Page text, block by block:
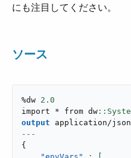
にも注目してください。
ソース
%dw 2.0
import * from dw
output
application/json
---
{